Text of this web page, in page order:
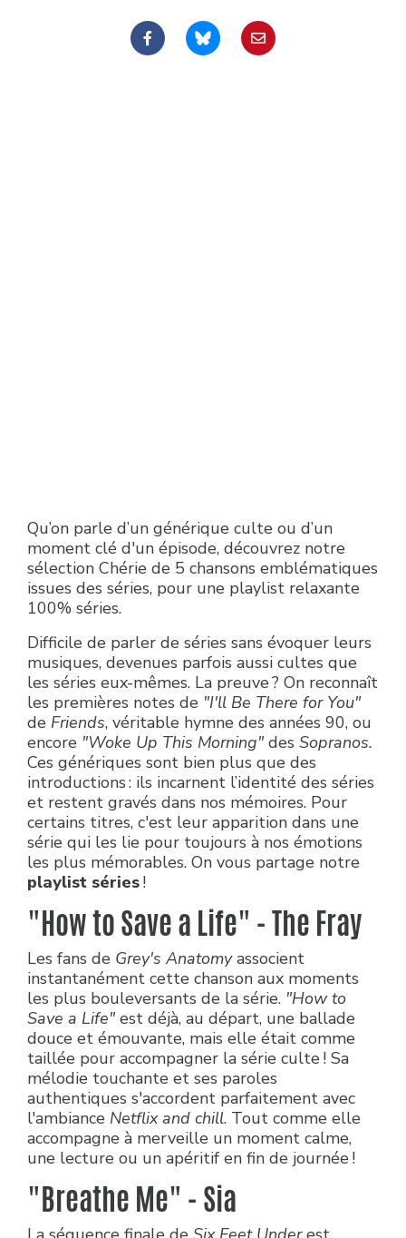
Qu’on parle d’un générique culte ou d’un
moment clé d'un épisode, découvrez notre
sélection Chérie de 5 chansons emblématiques
issues des séries, pour une playlist relaxante
100% séries.
Difficile de parler de séries sans évoquer leurs
musiques, devenues parfois aussi cultes que
les séries eux-mêmes. La preuve ? On reconnaît
les premières notes de "I'll Be There for You"
de Friends, véritable hymne des années 90, ou
encore "Woke Up This Morning"des Sopranos.
Ces génériques sont bien plus que des
introductions : ils incarnent l’identité des séries
et restent gravés dans nos mémoires. Pour
certains titres, c'est leur apparition dans une
série qui les lie pour toujours à nos émotions
les plus mémorables. On vous partage notre
playlist séries!
"How to Save a Life" - The Fray
Les fans de Grey's Anatomyassocient
instantanément cette chanson aux moments
les plus bouleversants de la série. "How to
Save a Life"est déjà, au départ, une ballade
douce et émouvante, mais elle était comme
taillée pour accompagner la série culte ! Sa
mélodie touchante et ses paroles
authentiques s'accordent parfaitement avec
l'ambiance Netflix and chill. Tout comme elle
accompagne à merveille un moment calme,
une lecture ou un apéritif en fin de journée !
"Breathe Me" - Sia